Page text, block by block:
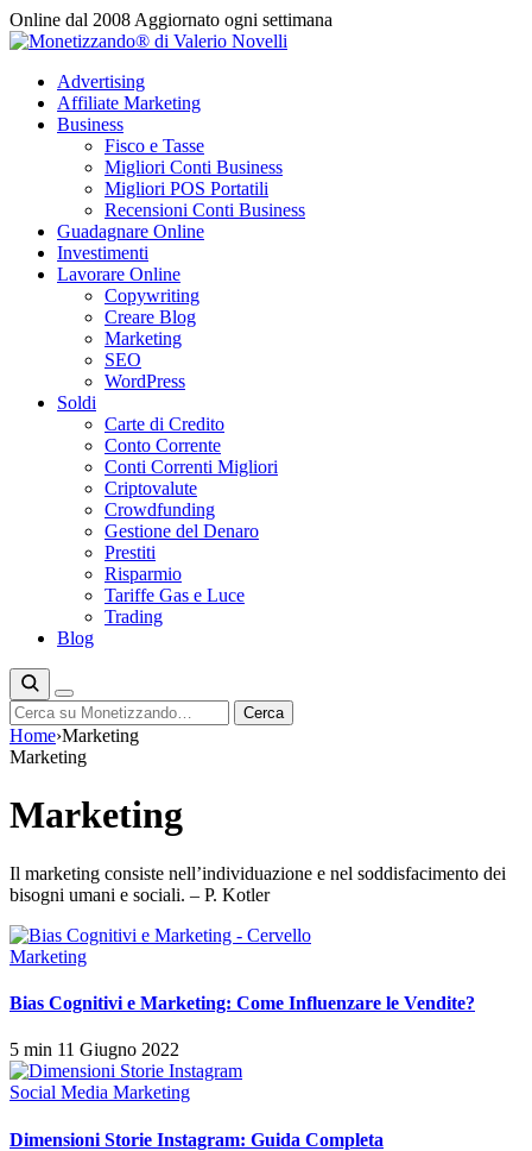
Vai
al
Online dal 2008 Aggiornato ogni settimana
Advertising
Affiliate Marketing
Business
Fisco e Tasse
Migliori Conti Business
Migliori POS Portatili
Recensioni Conti Business
Guadagnare Online
Investimenti
Lavorare Online
Copywriting
Creare Blog
Marketing
SEO
WordPress
Soldi
Carte di Credito
Conto Corrente
Conti Correnti Migliori
Criptovalute
Crowdfunding
Gestione del Denaro
Prestiti
Risparmio
Tariffe Gas e Luce
Trading
Blog
Cerca Cerca
Home›Marketing
Marketing
Marketing
Il marketing consiste nell’individuazione e nel soddisfacimento dei
bisogni umani e sociali. – P. Kotler
Marketing
Bias Cognitivi e Marketing: Come Influenzare le Vendite?
5 min 11 Giugno 2022
Social Media Marketing
Dimensioni Storie Instagram: Guida Completa